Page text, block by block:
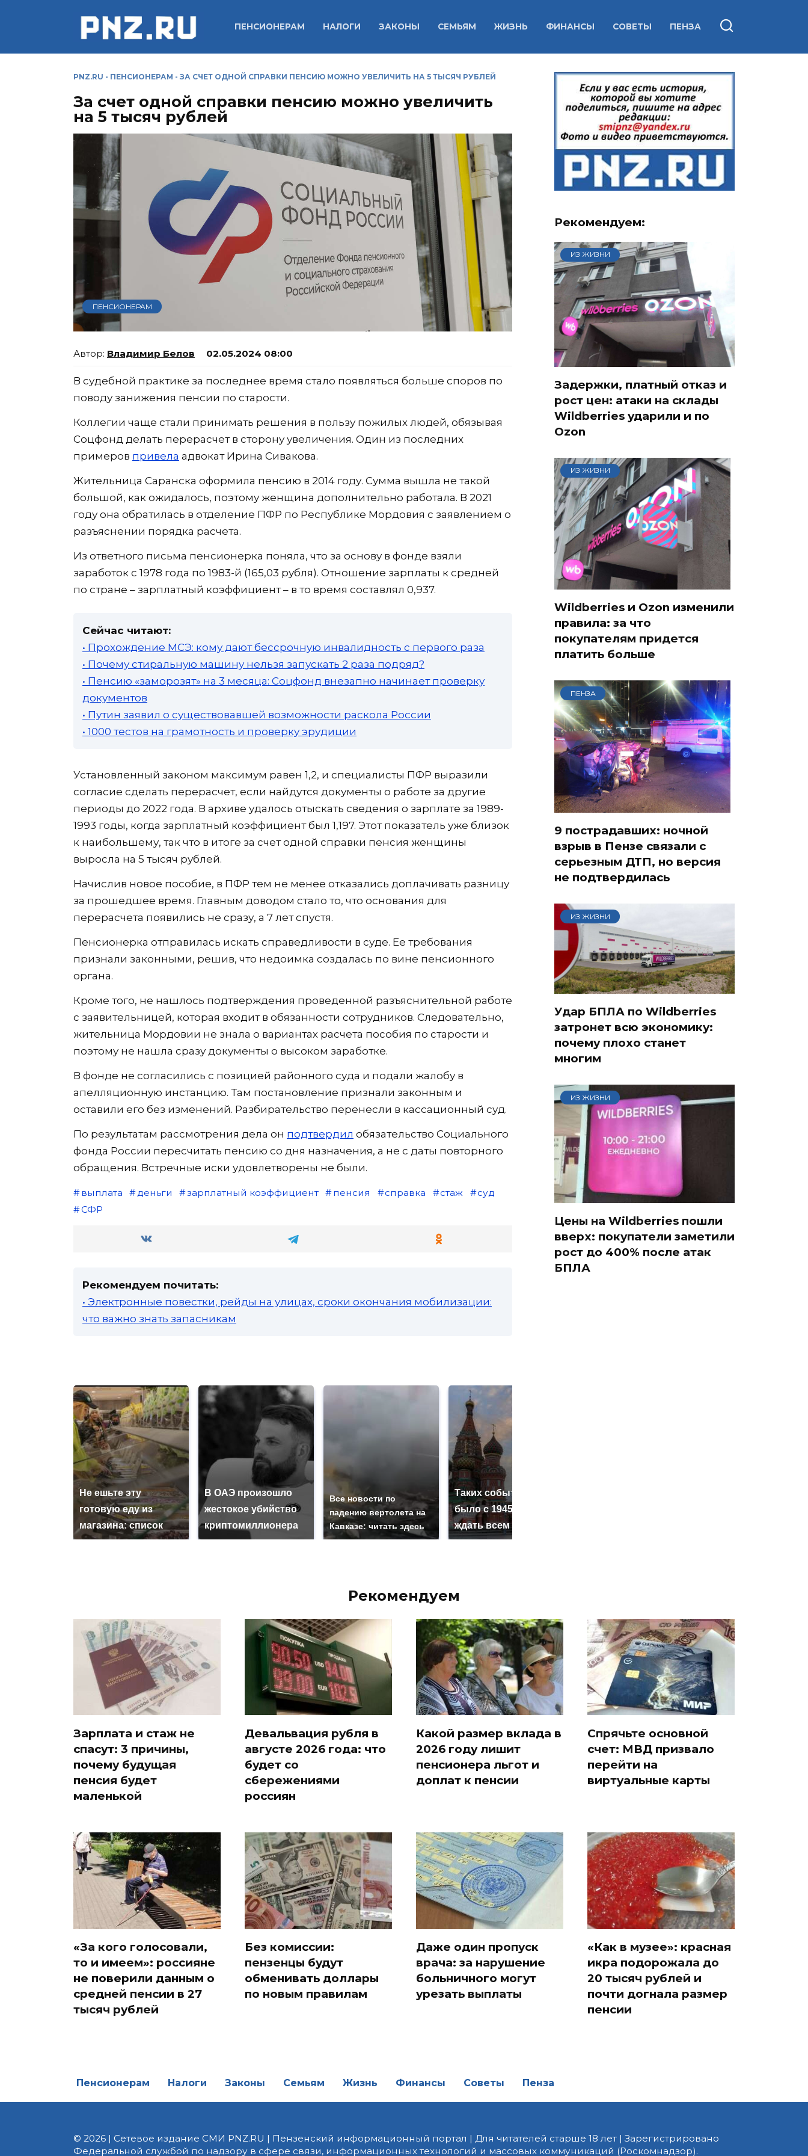
ПЕНСИОНЕРАМ НАЛОГИ ЗАКОНЫ СЕМЬЯМ ЖИЗНЬ ФИНАНСЫ СОВЕТЫ ПЕНЗА
PNZ.RU - ПЕНСИОНЕРАМ - ЗА СЧЕТ ОДНОЙ СПРАВКИ ПЕНСИЮ МОЖНО УВЕЛИЧИТЬ НА 5 ТЫСЯЧ РУБЛЕЙ
За счет одной справки пенсию можно увеличить
на 5 тысяч рублей
ПЕНСИОНЕРАМ
Владимир Белов 02.05.2024 08:00
В судебной практике за последнее время стало появляться больше споров по
поводу занижения пенсии по старости.
Коллегии чаще стали принимать решения в пользу пожилых людей, обязывая
Соцфонд делать перерасчет в сторону увеличения. Один из последних
примеров привела адвокат Ирина Сивакова.
Жительница Саранска оформила пенсию в 2014 году. Сумма вышла не такой
большой, как ожидалось, поэтому женщина дополнительно работала. В 2021
году она обратилась в отделение ПФР по Республике Мордовия с заявлением о
разъяснении порядка расчета.
Из ответного письма пенсионерка поняла, что за основу в фонде взяли
заработок с 1978 года по 1983-й (165,03 рубля). Отношение зарплаты к средней
по стране – зарплатный коэффициент – в то время составлял 0,937.
Сейчас читают:
• Прохождение МСЭ: кому дают бессрочную инвалидность с первого раза
• Почему стиральную машину нельзя запускать 2 раза подряд?
• Пенсию «заморозят» на 3 месяца: Соцфонд внезапно начинает проверку
документов
• Путин заявил о существовавшей возможности раскола России
• 1000 тестов на грамотность и проверку эрудиции
Установленный законом максимум равен 1,2, и специалисты ПФР выразили
согласие сделать перерасчет, если найдутся документы о работе за другие
периоды до 2022 года. В архиве удалось отыскать сведения о зарплате за 1989-
1993 годы, когда зарплатный коэффициент был 1,197. Этот показатель уже близок
к наибольшему, так что в итоге за счет одной справки пенсия женщины
выросла на 5 тысяч рублей.
Начислив новое пособие, в ПФР тем не менее отказались доплачивать разницу
за прошедшее время. Главным доводом стало то, что основания для
перерасчета появились не сразу, а 7 лет спустя.
Пенсионерка отправилась искать справедливости в суде. Ее требования
признали законными, решив, что недоимка создалась по вине пенсионного
органа.
Кроме того, не нашлось подтверждения проведенной разъяснительной работе
с заявительницей, которая входит в обязанности сотрудников. Следовательно,
жительница Мордовии не знала о вариантах расчета пособия по старости и
поэтому не нашла сразу документы о высоком заработке.
В фонде не согласились с позицией районного суда и подали жалобу в
апелляционную инстанцию. Там постановление признали законным и
оставили его без изменений. Разбирательство перенесли в кассационный суд.
По результатам рассмотрения дела он подтвердил обязательство Социального
фонда России пересчитать пенсию со дня назначения, а не с даты повторного
обращения. Встречные иски удовлетворены не были.
выплата деньги зарплатный коэффициент пенсия справка стаж
суд
СФР
Рекомендуем почитать:
• Электронные повестки, рейды на улицах, сроки окончания мобилизации:
что важно знать запасникам
Не ешьте эту
готовую еду из
магазина: список
В ОАЭ произошло
жестокое убийство
криптомиллионера
Все новости по
падению вертолета на
Кавказе: читать здесь
Таких событий не
было с 1945: чего
ждать всем нам?
Рекомендуем:
ИЗ ЖИЗНИ
Задержки, платный отказ и
рост цен: атаки на склады
Wildberries ударили и по
Ozon
ИЗ ЖИЗНИ
Wildberries и Ozon изменили
правила: за что
покупателям придется
платить больше
ПЕНЗА
9 пострадавших: ночной
взрыв в Пензе связали с
серьезным ДТП, но версия
не подтвердилась
ИЗ ЖИЗНИ
Удар БПЛА по Wildberries
затронет всю экономику:
почему плохо станет
многим
ИЗ ЖИЗНИ
Цены на Wildberries пошли
вверх: покупатели заметили
рост до 400% после атак
БПЛА
Рекомендуем
Зарплата и стаж не
спасут: 3 причины,
почему будущая
пенсия будет
маленькой
Девальвация рубля в
августе 2026 года: что
будет со
сбережениями
россиян
Какой размер вклада в
2026 году лишит
пенсионера льгот и
доплат к пенсии
Спрячьте основной
счет: МВД призвало
перейти на
виртуальные карты
«За кого голосовали,
то и имеем»: россияне
не поверили данным о
средней пенсии в 27
тысяч рублей
Без комиссии:
пензенцы будут
обменивать доллары
по новым правилам
Даже один пропуск
врача: за нарушение
больничного могут
урезать выплаты
«Как в музее»: красная
икра подорожала до
20 тысяч рублей и
почти догнала размер
пенсии
Пенсионерам Налоги Законы Семьям Жизнь Финансы Советы Пенза
© 2026 | Сетевое издание СМИ PNZ.RU | Пензенский информационный портал | Для читателей старше 18 лет | Зарегистрировано
Федеральной службой по надзору в сфере связи, информационных технологий и массовых коммуникаций (Роскомнадзор).